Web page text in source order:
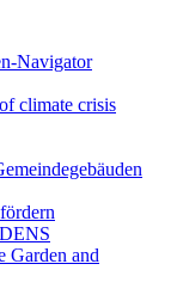
Navigator
climate crisis
Garden and